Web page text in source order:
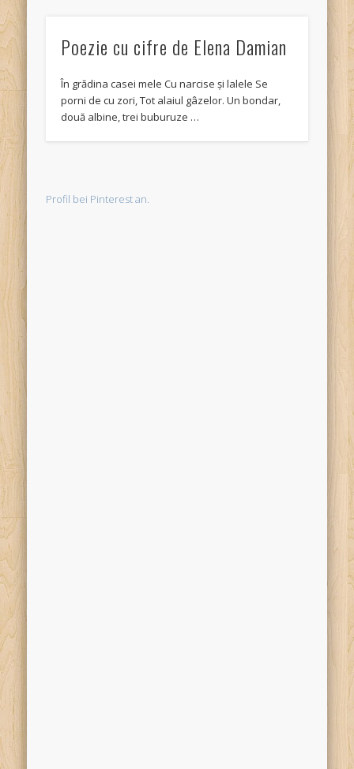
Poezie cu cifre de Elena Damian
În grădina casei mele Cu narcise și lalele Se
porni de cu zori, Tot alaiul gâzelor. Un bondar,
două albine, trei buburuze …
Profil bei Pinterest an.